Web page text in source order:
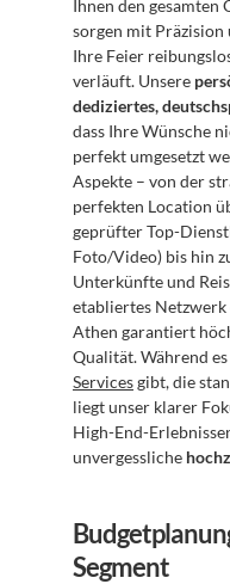
Ihnen den
sorgen mit Präzision
Ihre Feier
verläuft. Unsere
dediziertes,
dass Ihre Wünsche
perfekt umgesetzt
Aspekte – von der
perfekten Location
geprüfter Top-
Foto/Video) bis hin
Unterkünfte und
etabliertes
Athen garantiert
Qualität. Während
Services gibt, die
liegt unser klarer
High-End-
unvergessliche
Segment